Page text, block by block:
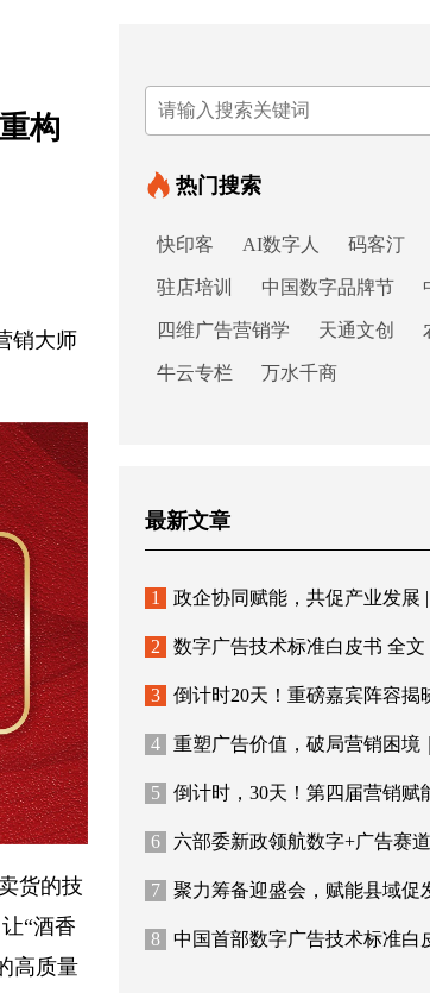
构
销大师
货的技
“酒香
高质量
热门搜索
快印客 AI数字人 码客汀
驻店培训 中国数字品牌节
四维广告营销学 天通文创
牛云专栏 万水千商
最新文章
1 政企协同赋能，共促产业发展 | 深圳市市场监督管理局罗
2 数字广告技术标准白皮书 全文
3 倒计时20天！重磅嘉宾阵容揭晓
4 重塑广告价值，破局营销困境｜广告快印
5 倒计时，30天！第四届营销赋
6 六部委新政领航数字+广告赛道，牛云老师
7 聚力筹备迎盛会，赋能县域促发展｜深圳市营销协会
8 中国首部数字广告技术标准白皮书发布：以标准化